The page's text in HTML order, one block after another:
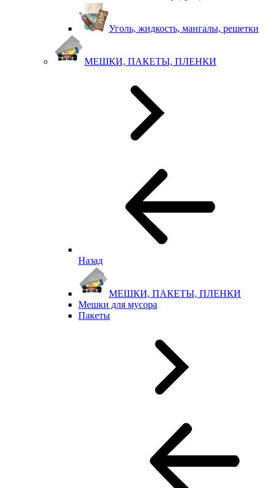
Уголь, жидкость, мангалы, решетки
МЕШКИ, ПАКЕТЫ, ПЛЕНКИ
Назад
МЕШКИ, ПАКЕТЫ, ПЛЕНКИ
Мешки для мусора
Пакеты